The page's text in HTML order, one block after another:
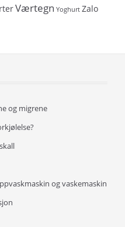
Værtegn Yoghurt Zalo
og migrene
og vaskemaskin